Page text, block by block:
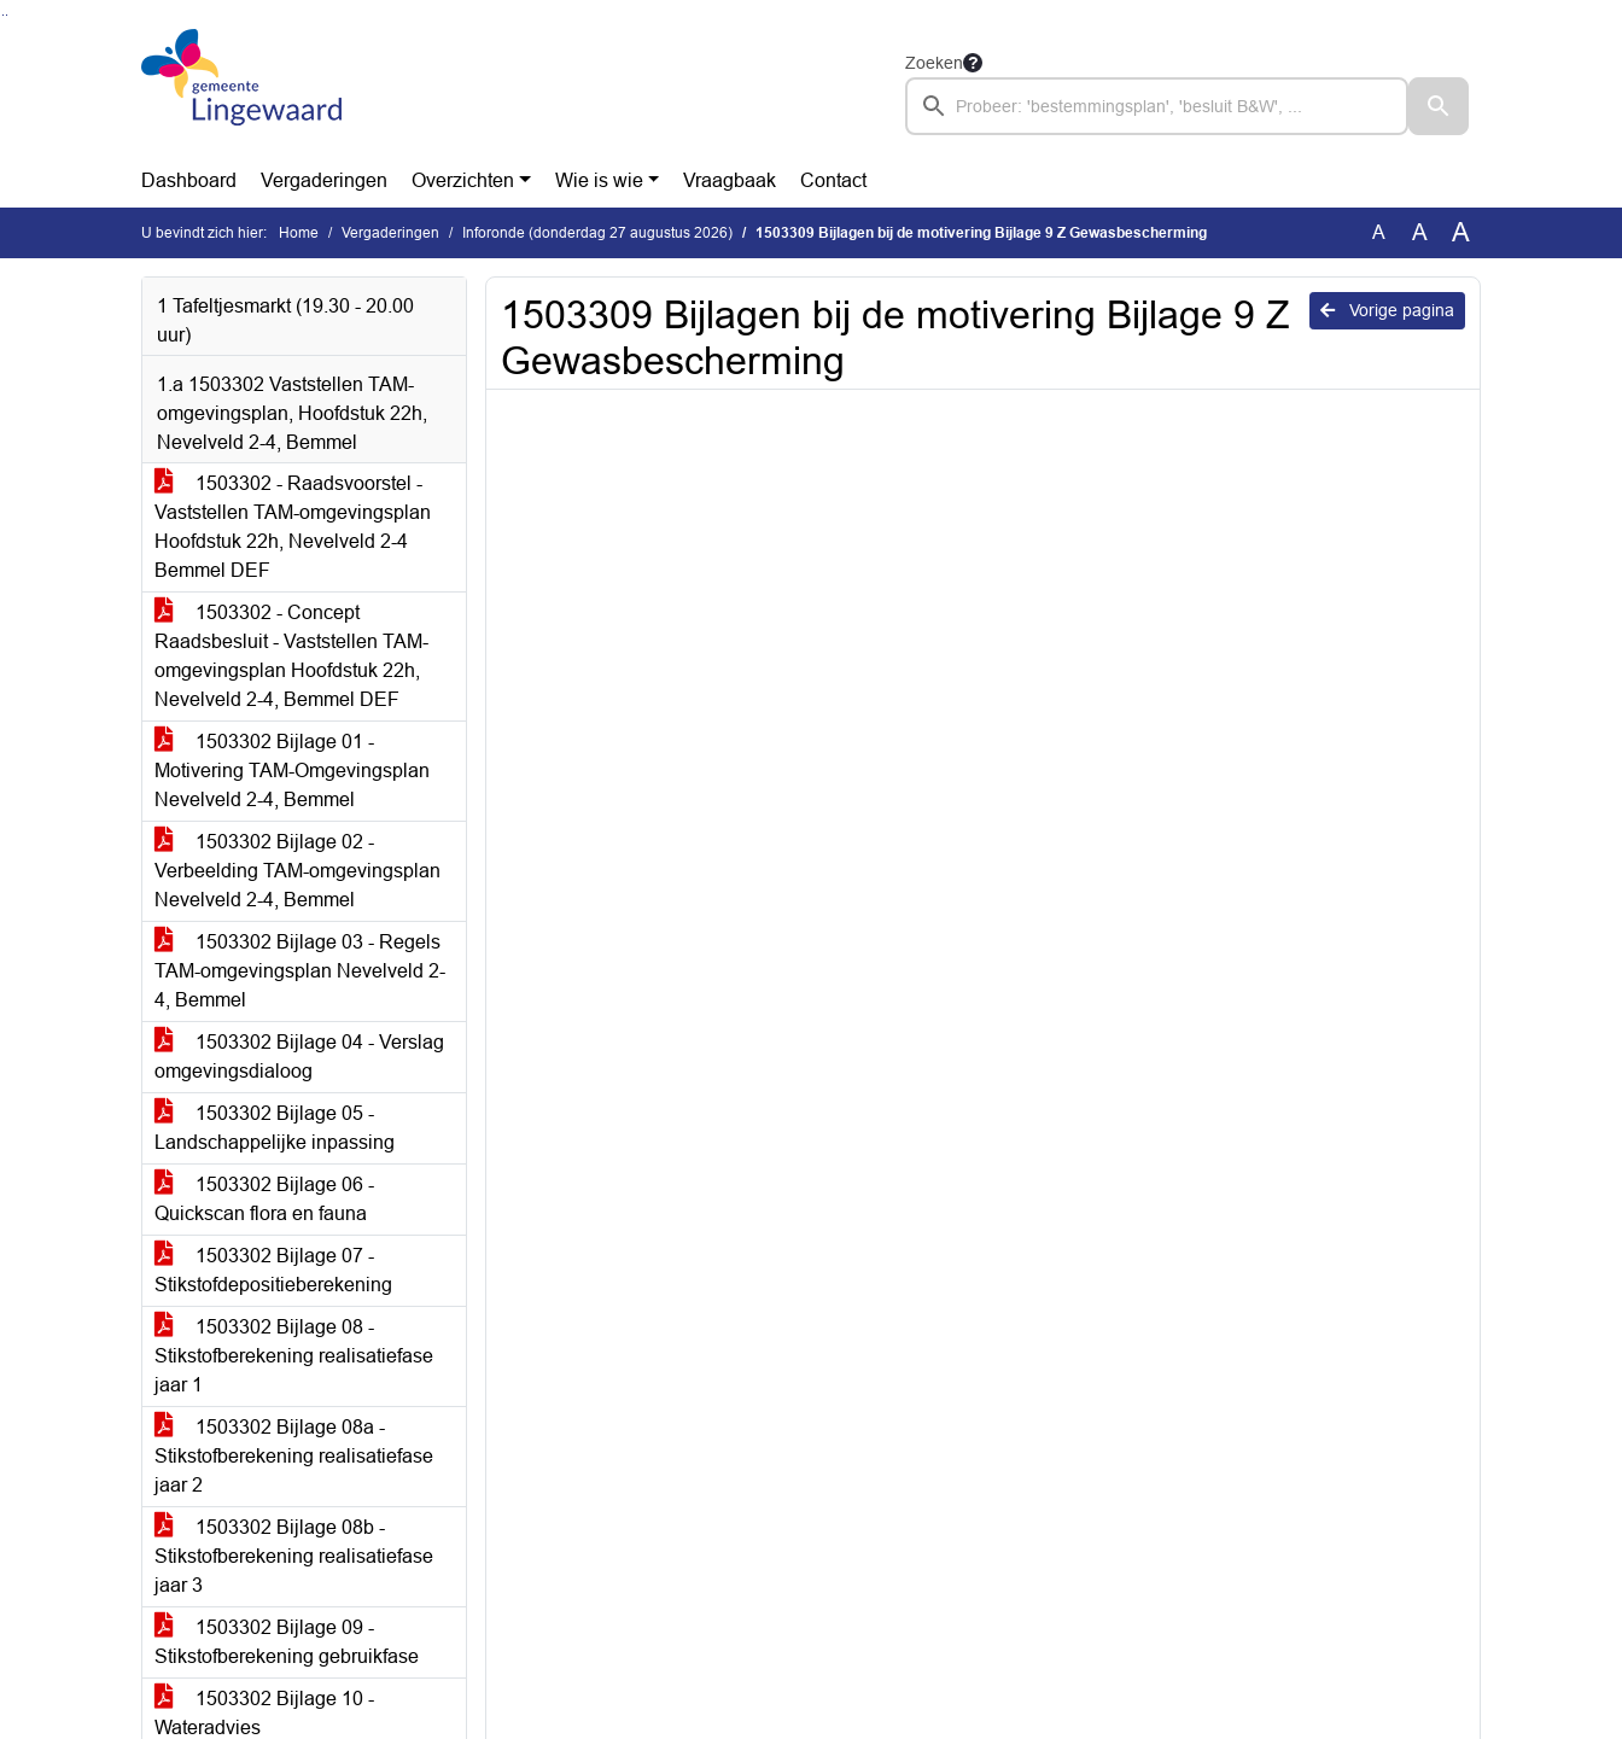
Ga naar de inhoud van deze pagina
Zoeken
Dashboard Vergaderingen Overzichten Wie is wie Vraagbaak Contact
U bevindt zich hier: Home Vergaderingen Inforonde (donderdag 27 augustus 2026) 1503309 Bijlagen bij de motivering Bijlage 9 Z Gewasbescherming A A A
1 Tafeltjesmarkt (19.30 - 20.00
uur)
1.a 1503302 Vaststellen TAM-
omgevingsplan, Hoofdstuk 22h,
Nevelveld 2-4, Bemmel
1503302 - Raadsvoorstel -
Vaststellen TAM-omgevingsplan
Hoofdstuk 22h, Nevelveld 2-4
Bemmel DEF
1503302 - Concept
Raadsbesluit - Vaststellen TAM-
omgevingsplan Hoofdstuk 22h,
Nevelveld 2-4, Bemmel DEF
1503302 Bijlage 01 -
Motivering TAM-Omgevingsplan
Nevelveld 2-4, Bemmel
1503302 Bijlage 02 -
Verbeelding TAM-omgevingsplan
Nevelveld 2-4, Bemmel
1503302 Bijlage 03 - Regels
TAM-omgevingsplan Nevelveld 2-
4, Bemmel
1503302 Bijlage 04 - Verslag
omgevingsdialoog
1503302 Bijlage 05 -
Landschappelijke inpassing
1503302 Bijlage 06 -
Quickscan flora en fauna
1503302 Bijlage 07 -
Stikstofdepositieberekening
1503302 Bijlage 08 -
Stikstofberekening realisatiefase
jaar 1
1503302 Bijlage 08a -
Stikstofberekening realisatiefase
jaar 2
1503302 Bijlage 08b -
Stikstofberekening realisatiefase
jaar 3
1503302 Bijlage 09 -
Stikstofberekening gebruikfase
1503302 Bijlage 10 -
Wateradvies
Vorige pagina
1503309 Bijlagen bij de motivering Bijlage 9 Z
Gewasbescherming